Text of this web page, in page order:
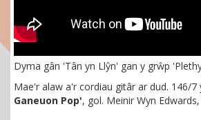
Dyma gân 'Tân yn Llŷn' gan y grŵp
Mae'r alaw a'r cordiau gitâr ar dud. 146/7
Ganeuon Pop', gol. Meinir Wyn